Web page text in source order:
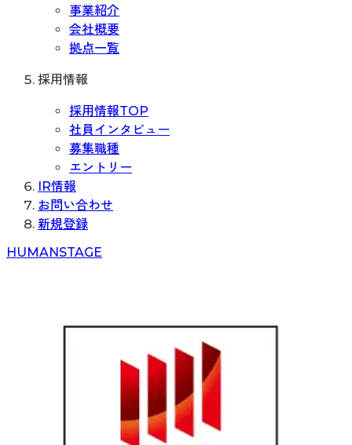
事業紹介
会社概要
拠点一覧
採用情報
採用情報TOP
社員インタビュー
募集職種
エントリー
IR情報
お問い合わせ
新規登録
HUMANSTAGE